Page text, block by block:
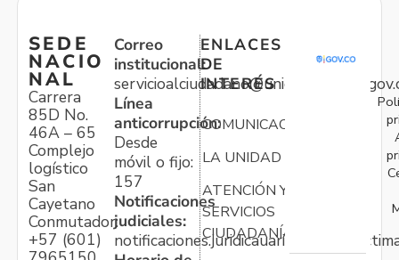
SEDE
NACIO
NAL
Carrera
85D No.
46A – 65
Complejo
logístico
San
Cayetano
Conmutador:
+57 (601)
Correo
institucional:
Línea
anticorrupción:
Desde
móvil o fijo:
157
Notificaciones
judiciales:
ENLACES
DE
INTERÉS
COMUNICACIONES
LA UNIDAD
ATENCIÓN Y
SERVICIOS
CIUDADANÍA